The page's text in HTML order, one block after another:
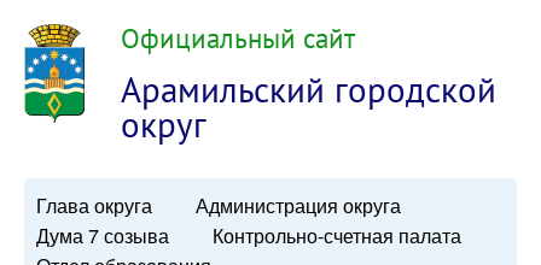
Официальный сайт
Арамильский городской
округ
Глава округа
Администрация округа
Дума 7 созыва
Контрольно-счетная палата